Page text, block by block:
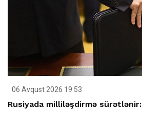
06 Avqust 2026 19:53
Rusiyada milliləşdirmə sürətlənir: